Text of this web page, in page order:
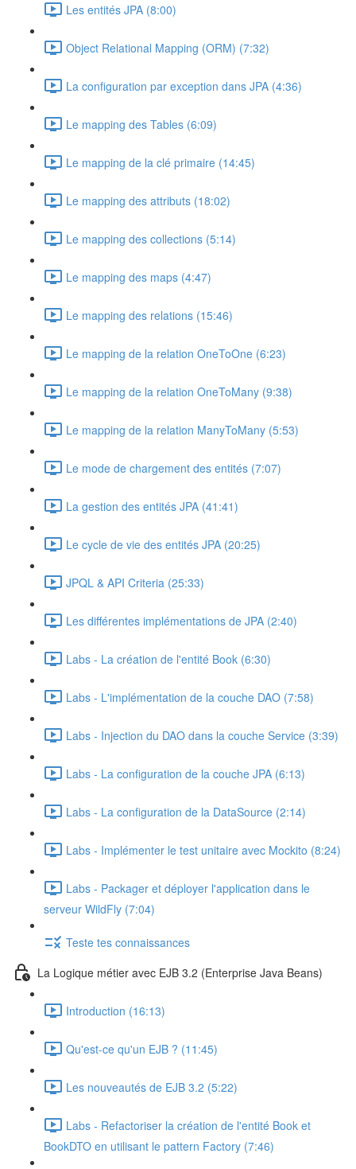
Les entités JPA (8:00)
Object Relational Mapping (ORM) (7:32)
La configuration par exception dans JPA (4:36)
Le mapping des Tables (6:09)
Le mapping de la clé primaire (14:45)
Le mapping des attributs (18:02)
Le mapping des collections (5:14)
Le mapping des maps (4:47)
Le mapping des relations (15:46)
Le mapping de la relation OneToOne (6:23)
Le mapping de la relation OneToMany (9:38)
Le mapping de la relation ManyToMany (5:53)
Le mode de chargement des entités (7:07)
La gestion des entités JPA (41:41)
Le cycle de vie des entités JPA (20:25)
JPQL & API Criteria (25:33)
Les différentes implémentations de JPA (2:40)
Labs - La création de l'entité Book (6:30)
Labs - L'implémentation de la couche DAO (7:58)
Labs - Injection du DAO dans la couche Service (3:39)
Labs - La configuration de la couche JPA (6:13)
Labs - La configuration de la DataSource (2:14)
Labs - Implémenter le test unitaire avec Mockito (8:24)
Labs - Packager et déployer l'application dans le
serveur WildFly (7:04)
Teste tes connaissances
La Logique métier avec EJB 3.2 (Enterprise Java Beans)
Introduction (16:13)
Qu'est-ce qu'un EJB ? (11:45)
Les nouveautés de EJB 3.2 (5:22)
Labs - Refactoriser la création de l'entité Book et
BookDTO en utilisant le pattern Factory (7:46)